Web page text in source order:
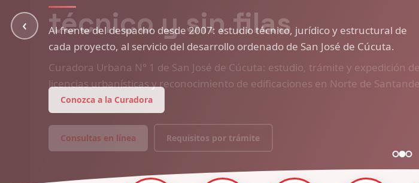
Al frente del despacho desde 2007: estudio técnico, jurídico y estructural de
cada proyecto, al servicio del desarrollo ordenado de San José de Cúcuta.
Conozca a la Curadora
‹